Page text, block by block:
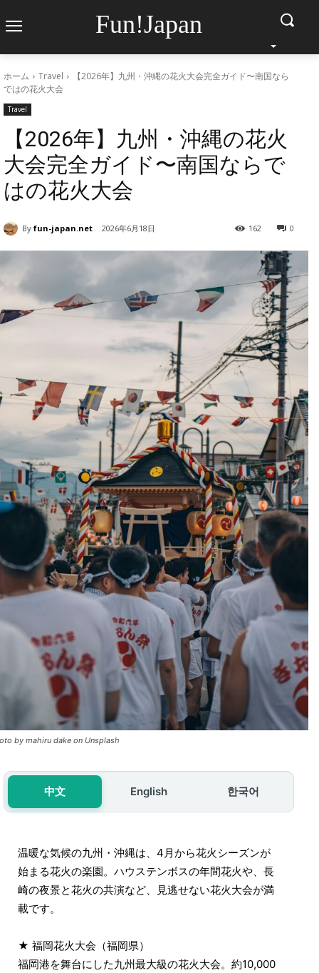
Fun!Japan
ホーム Travel
【2026年】九州・沖縄の花火大会完全ガイド〜南国なら
ではの花火大会
Travel
【2026年】九州・沖縄の花火
大会完全ガイド〜南国ならで
はの花火大会
By fun-japan.net 2026年6月18日 0
162
by mahiru dake on Unsplash
中文 English 한국어
温暖な気候の九州・沖縄は、4月から花火シーズンが
始まる花火の楽園。ハウステンボスの年間花火や、長
崎の夜景と花火の共演など、見逃せない花火大会が満
載です。
★ 福岡花火大会（福岡県）
福岡港を舞台にした九州最大級の花火大会。約10,000